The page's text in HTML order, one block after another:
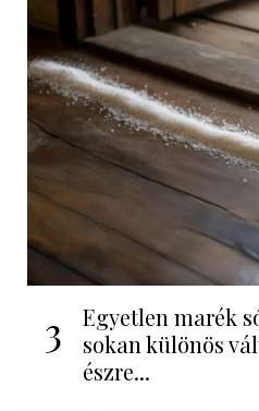
3
Egyetlen marék
sokan különös
észre...